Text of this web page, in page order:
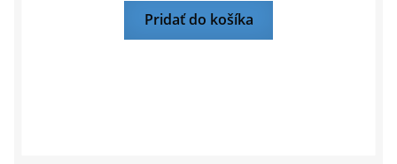
Pridať do košíka